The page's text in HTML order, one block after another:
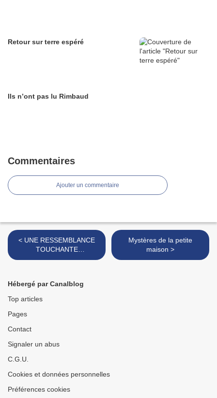
Retour sur terre espéré
Ils n’ont pas lu Rimbaud
Commentaires
Ajouter un commentaire
< UNE RESSEMBLANCE
TOUCHANTE
UNIQUEMENT PAR SON
Mystères de la petite
maison >
Hébergé par Canalblog
Top articles
Pages
Contact
Signaler un abus
C.G.U.
Cookies et données personnelles
Préférences cookies